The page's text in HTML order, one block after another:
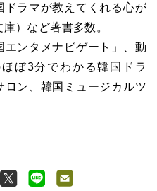
ラマが教えてくれる心が
）など著書多数。
ンタメナビゲート」、動
ぼ3分でわかる韓国ドラ
ン、韓国ミュージカルツ